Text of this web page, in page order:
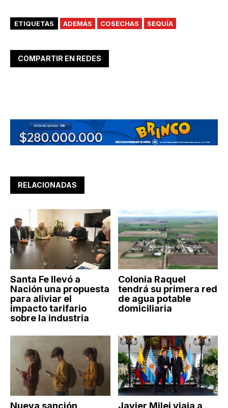
ETIQUETAS ADEMÁS COSECHAS SEQUÍA
COMPARTIR EN REDES
RELACIONADAS
Santa Fe llevó a
Nación una propuesta
para aliviar el
impacto tarifario
sobre la industria
Colonia Raquel
tendrá su primera red
de agua potable
domiciliaria
Nueva sanción Javier Milei viaja a